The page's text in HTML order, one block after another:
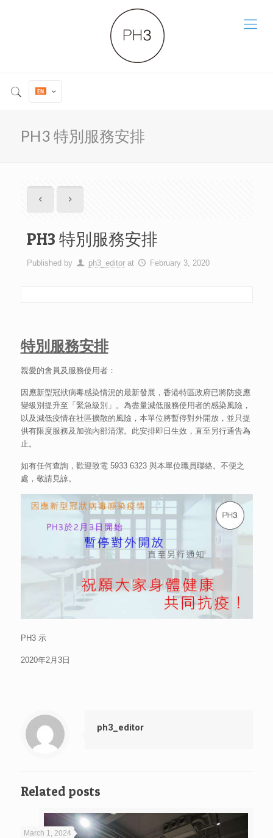
PH3 特別服務安排
PH3 特別服務安排
Published by ph3_editor at February 3, 2020
特別服務安排
親愛的會員及服務使用者：
因應新型冠狀病毒感染情況的最新發展，香港特區政府已將防疫應
變級別提升至「緊急級別」。為盡量減低服務使用者的感染風險，
以及減低疫情在社區擴散的風險，本單位將暫停對外開放，並只提
供有限度服務及加強內部清潔。此安排即日生效，直至另行通告為
止。
如有任何查詢，歡迎致電 5933 6323 與本單位職員聯絡。不便之
處，敬請見諒。
PH3 示
2020年2月3日
ph3_editor
Related posts
March 1, 2024